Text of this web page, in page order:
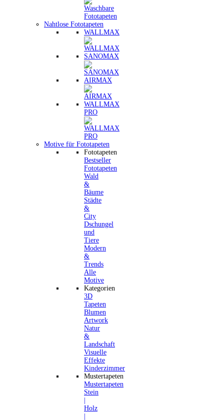
Nahtlose Fototapeten
WALLMAX
SANOMAX
AIRMAX
WALLMAX
PRO
Motive für Fototapeten
Fototapeten
Bestseller
Fototapeten
Wald
&
Bäume
Städte
&
City
Dschungel
und
Tiere
Modern
&
Trends
Alle
Motive
Kategorien
3D
Tapeten
Blumen
Artwork
Natur
&
Landschaft
Visuelle
Effekte
Kinderzimmer
Mustertapeten
Mustertapeten
Stein
Holz